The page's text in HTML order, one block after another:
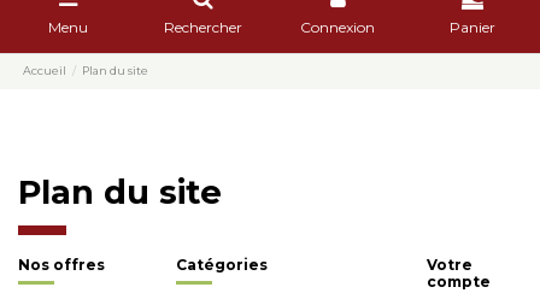
Menu Rechercher Connexion Panier
Accueil Plan du site
Plan du site
Nos offres Catégories
Votre
compte